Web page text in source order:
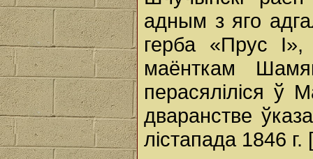
адным з яго
герба «Прус І»,
маёнткам
перасяліліся ў
дваранстве
лістапада 1846 г.